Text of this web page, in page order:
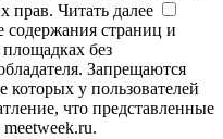
прав. Читать далее
содержания страниц и
без
Запрещаются
которых у пользователей
что представленные